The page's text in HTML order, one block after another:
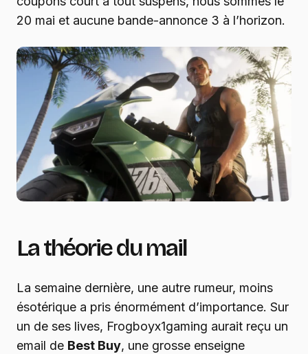
20 mai et aucune bande-annonce 3 à l’horizon.
La théorie du mail
La semaine dernière, une autre rumeur, moins
ésotérique a pris énormément d’importance. Sur
un de ses lives, Frogboyx1gaming aurait reçu un
email de Best Buy, une grosse enseigne